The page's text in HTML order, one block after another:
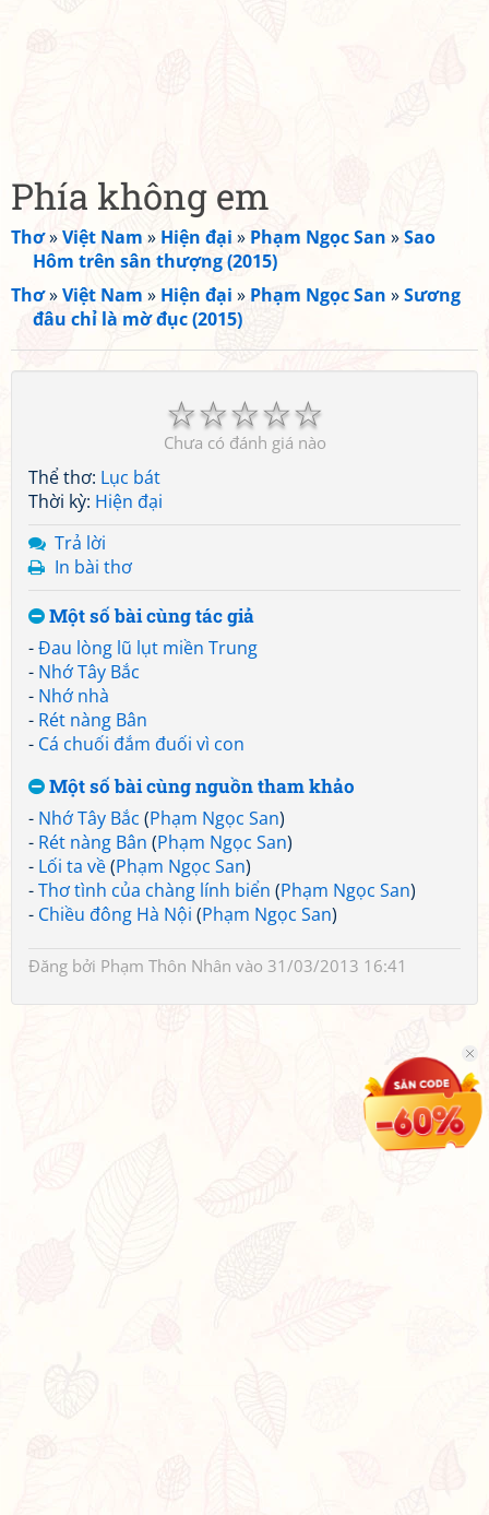
Phía không em
Thơ»Việt Nam » Hiện đại » Phạm Ngọc San »Sao
Hôm trên sân thượng (2015)
Thơ»Việt Nam » Hiện đại » Phạm Ngọc San »Sương
đâu chỉ là mờ đục (2015)
☆
☆
☆
☆
☆
Chưa có đánh giá nào
Thể thơ: Lục bát
Thời kỳ: Hiện đại
Trả lời
In bài thơ
Một số bài cùng tác giả
-Đau lòng lũ lụt miền Trung
- Nhớ Tây Bắc
- Nhớ nhà
- Rét nàng Bân
- Cá chuối đắm đuối vì con
Một số bài cùng nguồn tham khảo
- Nhớ Tây Bắc (Phạm Ngọc San)
- Rét nàng Bân (Phạm Ngọc San)
- Lối ta về(Phạm Ngọc San)
-Thơ tình của chàng lính biển (Phạm Ngọc San)
- Chiều đông Hà Nội (Phạm Ngọc San)
Đăng bởi Phạm Thôn Nhân vào 31/03/2013 16:41